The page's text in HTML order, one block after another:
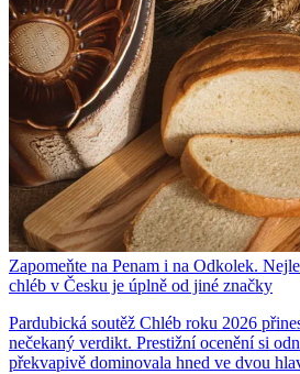
Zapomeňte na Penam i na Odkolek.
chléb v Česku je úplně od jiné značky
Pardubická soutěž Chléb roku 2026
nečekaný verdikt. Prestižní ocenění si
překvapivě dominovala hned ve dvou